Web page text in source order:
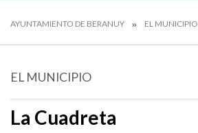
AYUNTAMIENTO DE BERANUY EL MUNICIPIO
EL MUNICIPIO
La Cuadreta